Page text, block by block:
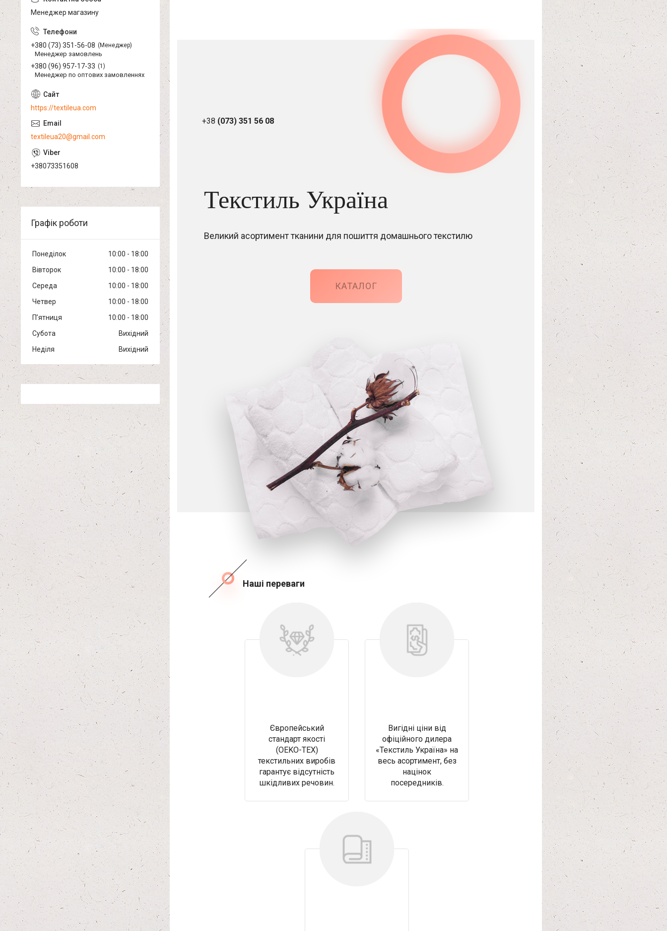
+38 (073) 351 56 08
Текстиль Україна
Великий асортимент тканини для пошиття домашнього текстилю
КАТАЛОГ
Наші переваги
Європейський
стандарт якості
(OEKO-TEX)
текстильних виробів
гарантує відсутність
шкідливих речовин.
Вигідні ціни від
офіційного дилера
«Текстиль Україна» на
весь асортимент, без
націнок
посередників.
Менеджер магазину
+380 (73) 351-56-08 Менеджер
Менеджер замовлень
+380 (96) 957-17-33 1
Менеджер по оптових замовленнях
https://textileua.com
textileua20@gmail.com
+38073351608
Графік роботи
Понеділок 10:00
18:00
Вівторок
10:00
18:00
Середа
10:00
18:00
Четвер
10:00
18:00
Пʼятниця
10:00
18:00
Субота
Вихідний
Неділя
Вихідний